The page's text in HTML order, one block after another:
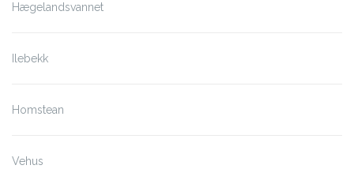
Hægelandsvannet
Ilebekk
Homstean
Vehus